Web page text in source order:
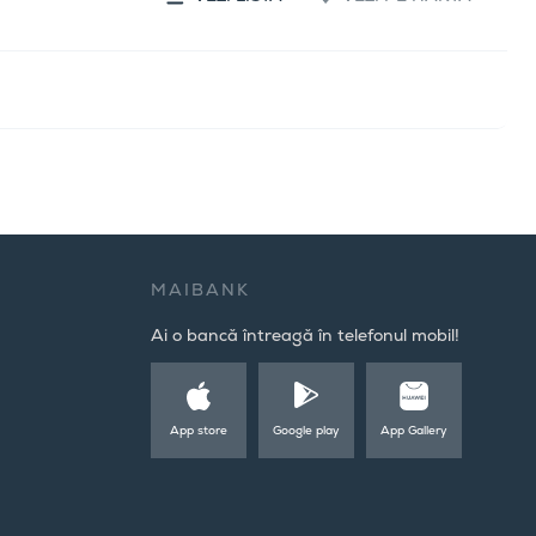
MAIBANK
Ai o bancă întreagă în telefonul mobil!
App store Google play App Gallery